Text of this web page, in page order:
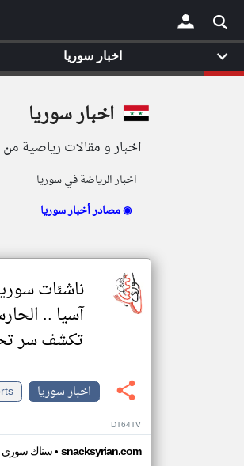
× اخبار سوريا
اخبار و مقالات رياصية
اخبار الرياضة في سوريا
مصادر أخبار سوريا ◉
ناشئات
آسيا ..
تكشف سر
اخبار سوريا
DT64TV
سناك سوري• snacksyrian.com
اخبار سوريا